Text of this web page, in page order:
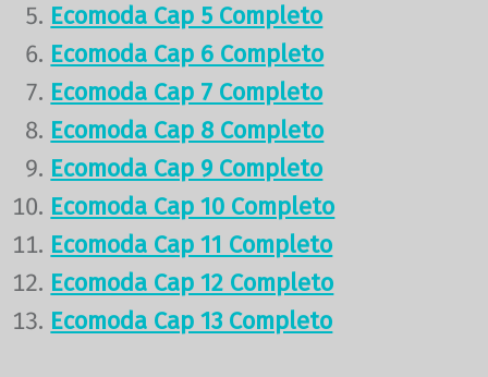
Ecomoda Cap 5 Completo
Ecomoda Cap 6 Completo
Ecomoda Cap 7 Completo
Ecomoda Cap 8 Completo
Ecomoda Cap 9 Completo
Ecomoda Cap 10 Completo
Ecomoda Cap 11 Completo
Ecomoda Cap 12 Completo
Ecomoda Cap 13 Completo